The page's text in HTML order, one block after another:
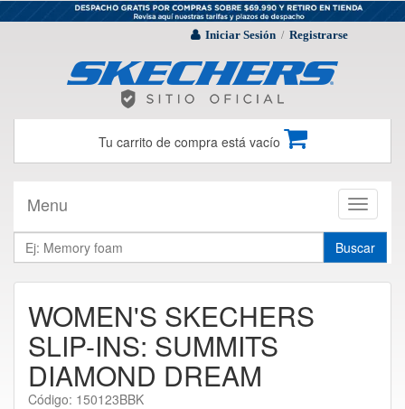
Iniciar Sesión / Registrarse
Tu carrito de compra está vacío
Toggle
Menu
Buscar
WOMEN'S SKECHERS
SLIP-INS: SUMMITS
DIAMOND DREAM
Código: 150123BBK